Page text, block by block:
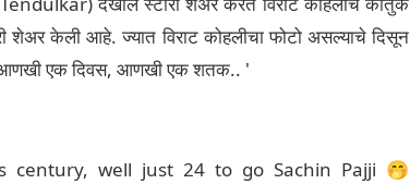
केली आहे. ज्यात विराट कोहलीचा फोटो असल्याचे दिसून
आणखी एक दिवस, आणखी एक शतक.. '
century, well just 24 to go Sachin Pajji 🤭